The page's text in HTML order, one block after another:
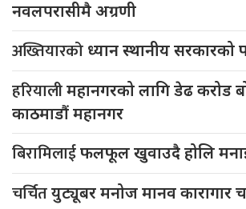
नवलपरासीमै अग्रणी
अख्तियारको ध्यान स्थानीय सरकारको
हरियालीमहानगरको लागि डेढ करोड
काठमाडौं महानगर
बिरामिलाईफलफूल खुवाउदै होलि
चर्चितयुट्यूबर मनोज मानव कारागार